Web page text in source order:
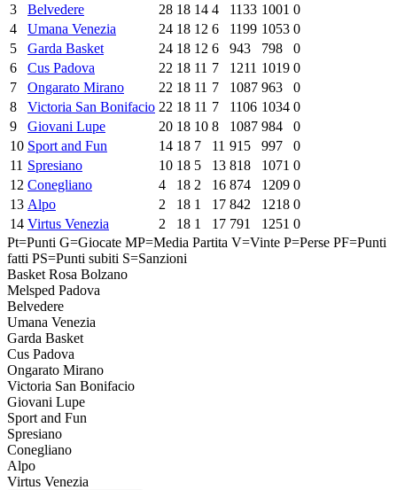
3
Belvedere 28 18 14 4 1133 1001 0
4
Umana Venezia 24 18 12 6 1199 1053 0
5
Garda Basket 24 18 12 6 943 798
0
6
Cus Padova 22 18 11 7 1211 1019 0
7
Ongarato Mirano 22 18 11 7 1087 963
0
8
Victoria San Bonifacio 22 18 11 7 1106 1034 0
9
Giovani Lupe 20 18 10 8 1087 984
0
10 Sport and Fun 14 18 7 11 915 997
0
11 Spresiano 10 18 5 13 818 1071 0
12 Conegliano 4 18 2 16 874 1209 0
13 Alpo 2 18 1 17 842 1218 0
14 Virtus Venezia 2 18 1 17 791 1251 0
Pt=Punti G=Giocate MP=Media Partita V=Vinte P=Perse PF=Punti
fatti PS=Punti subiti S=Sanzioni
Basket Rosa Bolzano
Melsped Padova
Belvedere
Umana Venezia
Garda Basket
Cus Padova
Ongarato Mirano
Victoria San Bonifacio
Giovani Lupe
Sport and Fun
Spresiano
Conegliano
Alpo
Virtus Venezia